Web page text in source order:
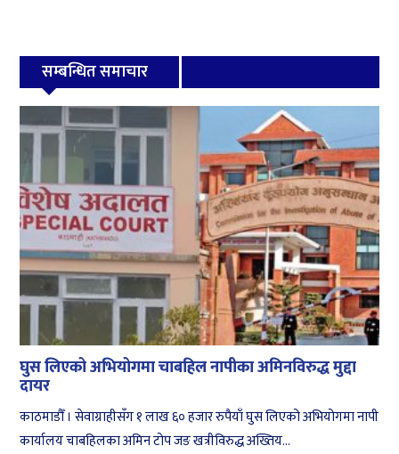
सम्बन्धित समाचार
घुस लिएको अभियोगमा चाबहिल नापीका अमिनविरुद्ध मुद्दा
दायर
काठमाडौँ । सेवाग्राहीसँग १ लाख ६० हजार रुपैयाँ घुस लिएको अभियोगमा नापी
कार्यालय चाबहिलका अमिन टोप जङ खत्रीविरुद्ध अख्तिय...